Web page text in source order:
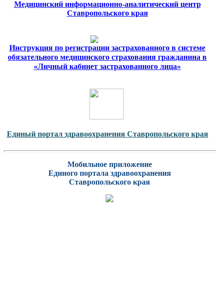
Медицинский информационно-аналитический центр
Ставропольского края
Инструкция по регистрации застрахованного в системе
обязательного медицинского страхования гражданина в
«Личный кабинет застрахованного лица»
Единый портал здравоохранения Ставропольского края
Мобильное приложение
Единого портала здравоохранения
Ставропольского края